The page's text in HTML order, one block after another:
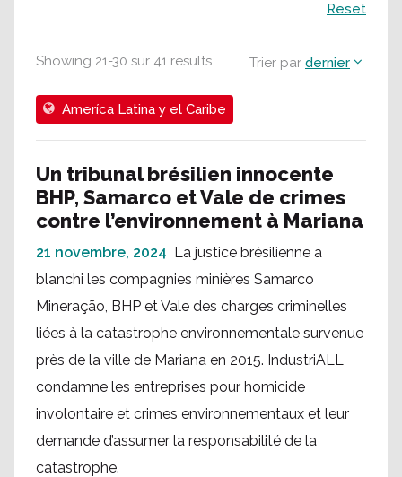
Showing 21-30 sur 41 results Trier par dernier
Ameríca Latina y el Caribe
Un tribunal brésilien innocente
BHP, Samarco et Vale de crimes
contre l’environnement à Mariana
21 novembre, 2024 La justice brésilienne a
blanchi les compagnies minières Samarco
Mineração, BHP et Vale des charges criminelles
liées à la catastrophe environnementale survenue
près de la ville de Mariana en 2015. IndustriALL
condamne les entreprises pour homicide
involontaire et crimes environnementaux et leur
demande d’assumer la responsabilité de la
catastrophe.
Reset